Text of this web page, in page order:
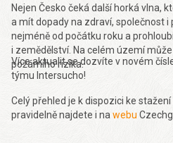
Zprávám Pavel Zahradníček. Více
Nejen Česko čeká další horká vlna,
a mít dopady na zdraví, společnost i
nejméně od počátku roku a
i zemědělství. Na celém území
požárního rizika.
Více aktualit se dozvíte v novém
týmu Intersucho!
Celý přehled je k dispozici ke
pravidelně najdete i na webu